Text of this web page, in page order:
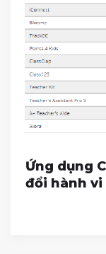
Ứng dụng
đổi hành